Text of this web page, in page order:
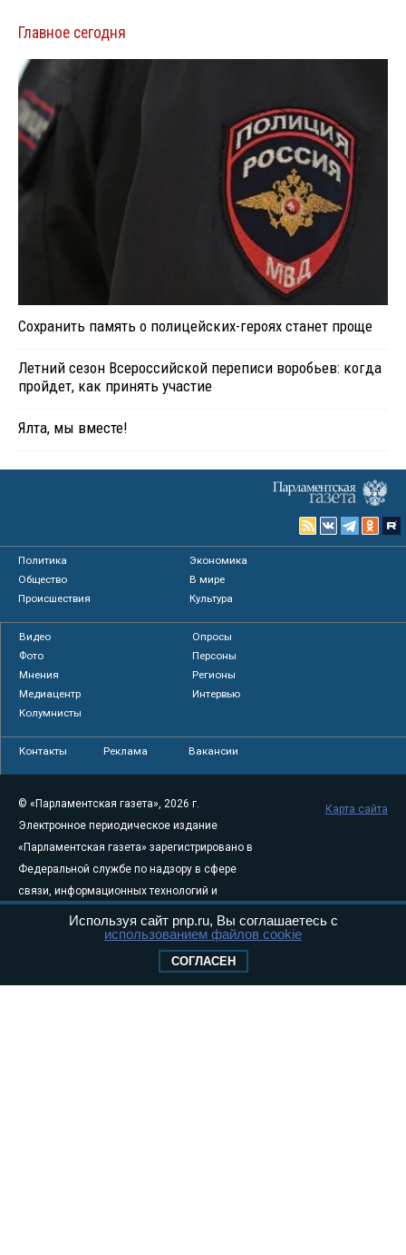
Главное сегодня
Сохранить память о полицейских-героях станет проще
Летний сезон Всероссийской переписи воробьев: когда
пройдет, как принять участие
Ялта, мы вместе!
Политика
Экономика
Общество
В мире
Происшествия
Культура
Видео
Опросы
Фото
Персоны
Мнения
Регионы
Медиацентр
Интервью
Колумнисты
Контакты Реклама Вакансии
© «Парламентская газета», 2026 г.
Электронное периодическое издание
«Парламентская газета» зарегистрировано в
Федеральной службе по надзору в сфере
связи, информационных технологий и
августа 2011 года. 18+
Свидетельство о регистрации Эл № ФС77-
Карта сайта
Используя сайт pnp.ru, Вы соглашаетесь с
использованием файлов cookie
СОГЛАСЕН